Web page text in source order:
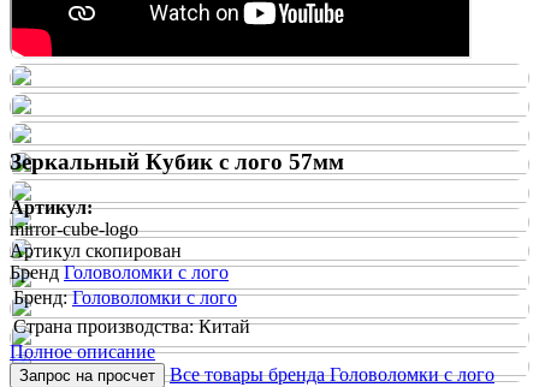
Зеркальный Кубик с лого 57мм
Артикул:
mirror-cube-logo
Артикул скопирован
БрендГоловоломки с лого
Бренд:Головоломки с лого
Страна производства: Китай
Полное описание
Запрос на просчет
Все товары бренда Головоломки с лого